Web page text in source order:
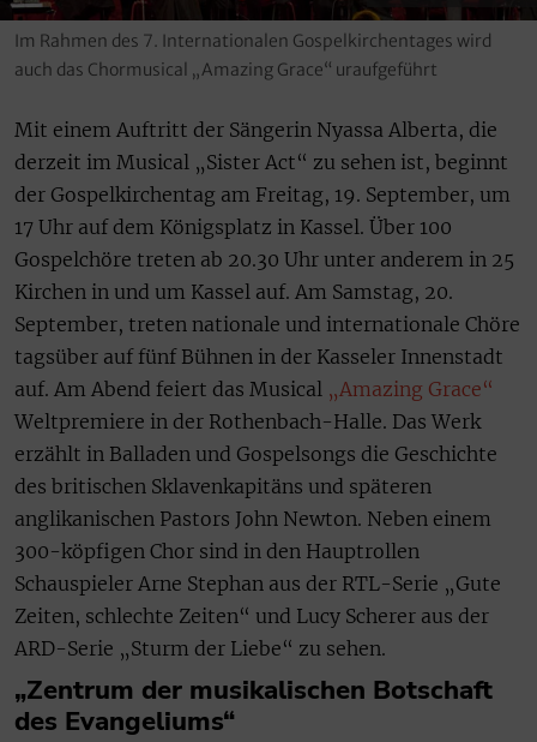
Im Rahmen des 7. Internationalen Gospelkirchentages wird
auch das Chormusical „Amazing Grace“ uraufgeführt
Mit einem Auftritt der Sängerin Nyassa Alberta, die
derzeit im Musical „Sister Act“ zu sehen ist, beginnt
der Gospelkirchentag am Freitag, 19. September, um
17 Uhr auf dem Königsplatz in Kassel. Über 100
Gospelchöre treten ab 20.30 Uhr unter anderem in 25
Kirchen in und um Kassel auf. Am Samstag, 20.
September, treten nationale und internationale Chöre
tagsüber auf fünf Bühnen in der Kasseler Innenstadt
auf. Am Abend feiert das Musical „Amazing Grace“
Weltpremiere in der Rothenbach-Halle. Das Werk
erzählt in Balladen und Gospelsongs die Geschichte
des britischen Sklavenkapitäns und späteren
anglikanischen Pastors John Newton. Neben einem
300-köpfigen Chor sind in den Hauptrollen
Schauspieler Arne Stephan aus der RTL-Serie „Gute
Zeiten, schlechte Zeiten“ und Lucy Scherer aus der
ARD-Serie „Sturm der Liebe“ zu sehen.
„Zentrum der musikalischen Botschaft
des Evangeliums“